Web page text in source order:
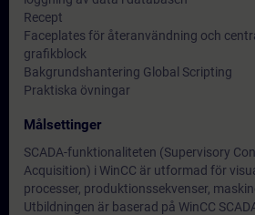
Recept
Faceplates för återanvändning och
grafikblock
Bakgrundshantering Global Scripting
Praktiska övningar
Målsettinger
SCADA-funktionaliteten (Supervisory
Acquisition) i WinCC är utformad för
processer, produktionssekvenser,
Utbildningen är baserad på WinCC